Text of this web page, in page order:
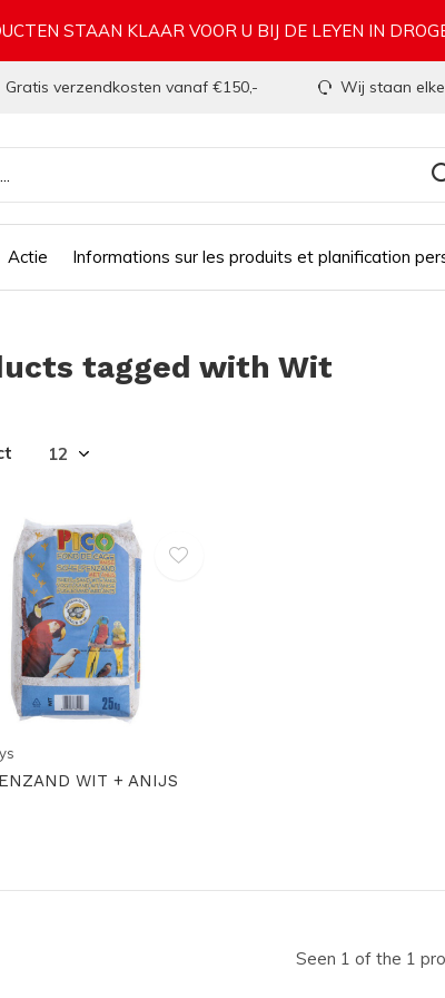
Actie Informations sur les produits et planification
Gratis verzendkosten vanaf €150,- Wij staan
STAAN KLAAR VOOR U BIJ DE LEYEN IN
tagged with Wit
WIT + ANIJS
Seen 1 of the 1